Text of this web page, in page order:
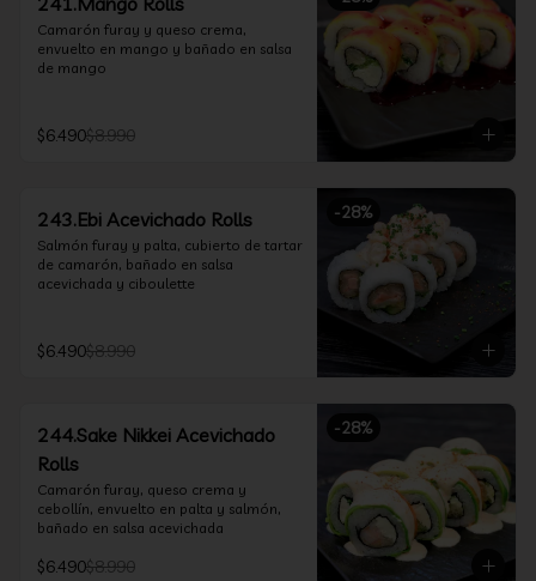
Camarón furay y queso crema,
envuelto en mango y bañado en salsa
de mango
$6.490$8.990
-28%
243.Ebi Acevichado Rolls
Salmón furay y palta, cubierto de tartar
de camarón, bañado en salsa
acevichada y ciboulette
$6.490$8.990
-28%
244.Sake Nikkei Acevichado
Rolls
Camarón furay, queso crema y
cebollín, envuelto en palta y salmón,
bañado en salsa acevichada
$6.490$8.990